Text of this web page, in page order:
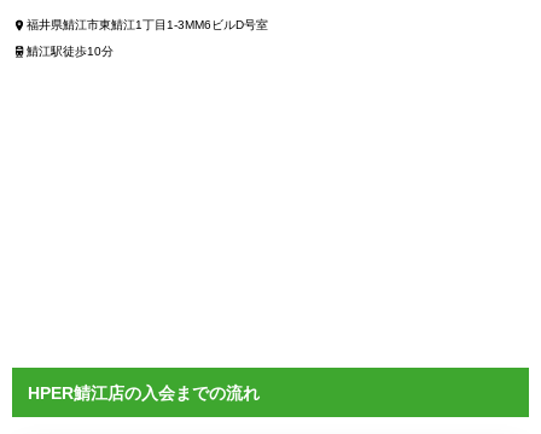
福井県鯖江市東鯖江1丁目1-3MM6ビルD号室
鯖江駅徒歩10分
HPER鯖江店の入会までの流れ